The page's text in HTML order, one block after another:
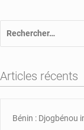
Articles récents
Bénin : Djogbénou